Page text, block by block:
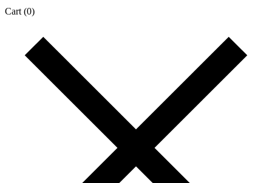
Cart (0)